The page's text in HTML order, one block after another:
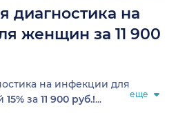
диагностика на
женщин за 11 900
на инфекции для
15% за 11 900 руб.!... еще